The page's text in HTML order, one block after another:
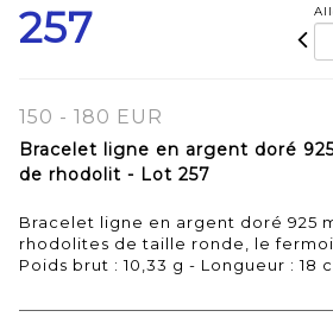
257
150 - 180 EUR
Bracelet ligne en argent doré
de rhodolit - Lot 257
Bracelet ligne en argent doré 925
rhodolites de taille ronde, le
Poids brut : 10,33 g - Longueur : 18